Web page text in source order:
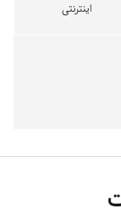
اینترنتی